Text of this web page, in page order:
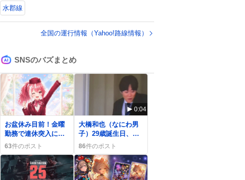
水郡線
全国の運行情報（Yahoo!路線情報）
SNSのバズまとめ
お盆休み目前！金曜
勤務で連休突入に期
待が高まる、みんな
が「頑張る」声を上
げる
63件のポスト
0:04
大橋和也（なにわ男
子）29歳誕生日、制
服姿でサプライズ祝
福にファン歓喜
86件のポスト